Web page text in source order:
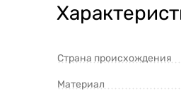
Страна происхождения
Материал